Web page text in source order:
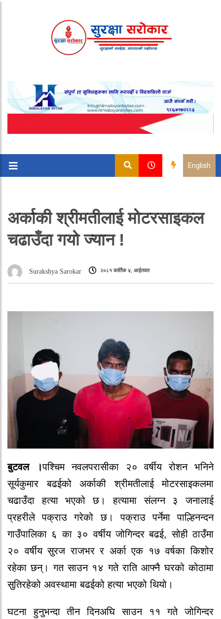
English
अर्काकी श्रीमतीलाई मोटरसाइकल
चढाउँदा गयो ज्यान !
Surakshya Sarokar २०८१ कार्तिक ४, आईतवार
बुटवल ।पश्चिम नवलपरासीका २० वर्षीय रोशन भनिने
सूर्यकुमार बढईको अर्काकी श्रीमतीलाई मोटरसाइकलमा
चढाउँदा हत्या भएको छ। हत्यामा संलग्न ३ जनालाई
प्रहरीले पक्राउ गरेको छ। पक्राउ पर्नेमा पाल्हिनन्दन
गाउँपालिका ६ का ३० वर्षीय जोगिन्दर बढई, सोही ठाउँमा
२० वर्षीय सुरज राजभर र अर्का एक १७ वर्षका किशोर
रहेका छन्। गत साउन १४ गते राति आफ्नै घरको कोठामा
सुतिरहेको अवस्थामा बढईको हत्या भएको थियो।
घटना हुनुभन्दा तीन दिनअघि साउन ११ गते जोगिन्दर